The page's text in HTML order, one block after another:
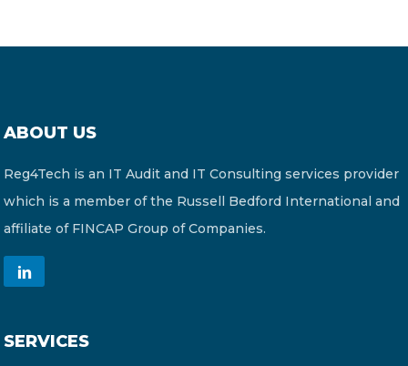
ABOUT US
Reg4Tech is an IT Audit and IT Consulting services provider
which is a member of the Russell Bedford International and
affiliate of FINCAP Group of Companies.
SERVICES